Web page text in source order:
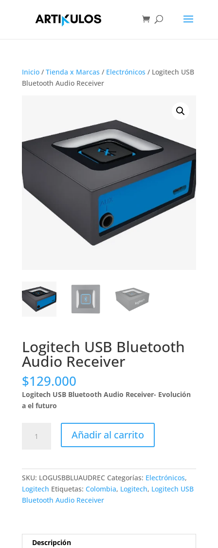
Inicio/ Tienda x Marcas / Electrónicos / Logitech USB
Bluetooth Audio Receiver
Logitech USB Bluetooth
Audio Receiver
$129.000
Logitech USB Bluetooth Audio Receiver- Evolución
a el futuro
cantidad
Añadir al carrito
SKU: LOGUSBBLUAUDREC Categorías: Electrónicos,
Logitech Etiquetas: Colombia, Logitech, Logitech USB
Bluetooth Audio Receiver
Descripción